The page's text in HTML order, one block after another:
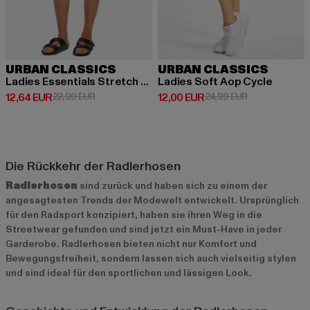
URBAN CLASSICS
Ladies Essentials Stretch Jersey Cycle
12,64 EUR
Derzeitiger Preis: 12,64 EUR
22,99 EURAktionspreis: 22,99 EUR
URBAN CLASSICS
Ladies Soft Aop Cycle
12,00 EUR
Derzeitiger Preis: 12,00 EUR
24,99 EURAktionspreis:
Die Rückkehr der Radlerhosen
Radlerhosen sind zurück und haben sich zu einem der
angesagtesten Trends der Modewelt entwickelt. Ursprünglich
für den Radsport konzipiert, haben sie ihren Weg in die
Streetwear gefunden und sind jetzt ein Must-Have in jeder
Garderobe. Radlerhosen bieten nicht nur Komfort und
Bewegungsfreiheit, sondern lassen sich auch vielseitig stylen
und sind ideal für den sportlichen und lässigen Look.